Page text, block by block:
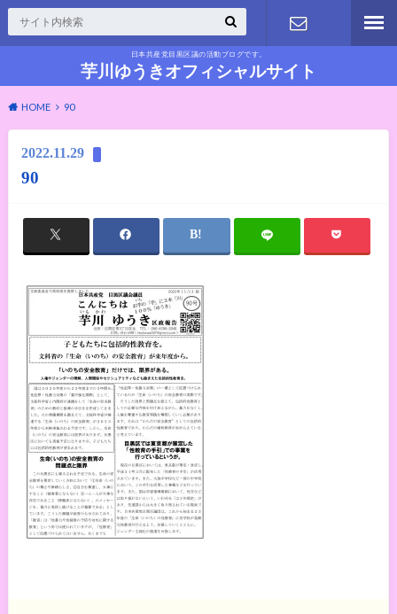
日本共産党目黒区議の活動ブログです。
芋川ゆうきオフィシャルサイト
お問い合わ
HOME 90
2022.11.29
90